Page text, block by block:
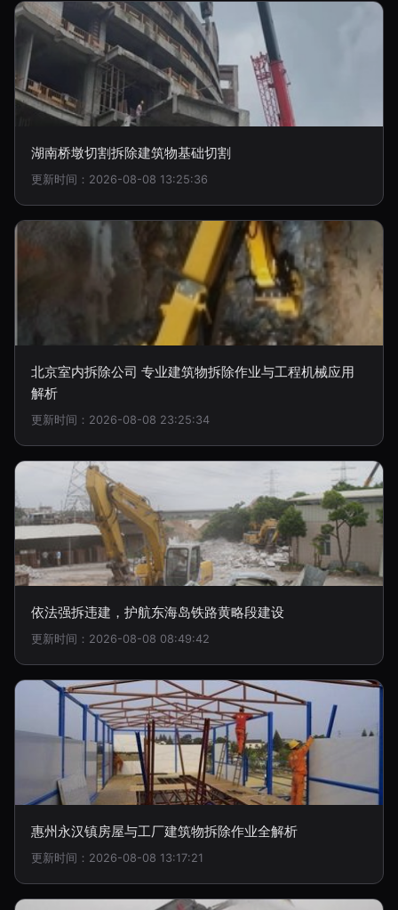
湖南桥墩切割拆除建筑物基础切割
更新时间：2026-08-08 13:25:36
北京室内拆除公司 专业建筑物拆除作业与工程机械应用
解析
更新时间：2026-08-08 23:25:34
依法强拆违建，护航东海岛铁路黄略段建设
更新时间：2026-08-08 08:49:42
惠州永汉镇房屋与工厂建筑物拆除作业全解析
更新时间：2026-08-08 13:17:21